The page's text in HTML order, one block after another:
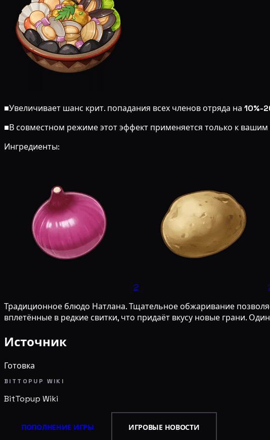
■Увеличивает шанс крит. попадания всех членов отряда на 10%-
■В совместном режиме этот эффект применяется только к
Ингредиенты:
2
Традиционное блюдо Натлана. Тщательное обжаривание
вплетённые в редкие свитки, что придаёт вкусу новые грани.
Источник
Готовка
BITTOPUP WIKI
BitTopup Wiki
ПОПОЛНЕНИЕ ИГРЫ ИГРОВЫЕ НОВОСТИ